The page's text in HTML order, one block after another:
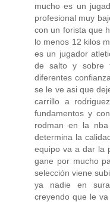
mucho es un
profesional muy
con un forista que
lo menos 12 kilos
es un jugador
de salto y sobre
diferentes
se le ve asi que
carrillo a
fundamentos y
rodman en la
determina la
equipo va a dar la
gane por mucho
selección viene
ya nadie en
creyendo que le